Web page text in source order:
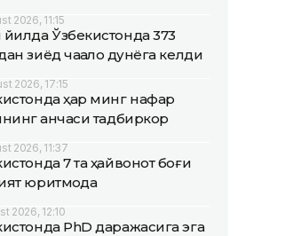
2026, 11:15
Ўзбекистонда 373
зиёд чақалоқ дунёга келди
2026, 17:15
ҳар минг нафар
қанчаси тадбиркор
2026, 11:37
7 та ҳайвонот боғи
юритмоқда
2026, 12:10
PhD даражасига эга